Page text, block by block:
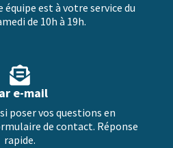
équipe est à votre service du
de 10h à 19h.
e-mail
poser vos questions en
de contact. Réponse
rapide.